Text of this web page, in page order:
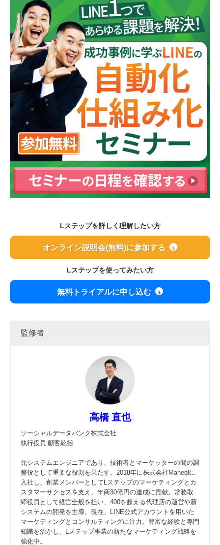
Lステップを詳しく理解したい方
オンライン説明会(無料)に参加する
Lステップを使ってみたい方
無料トライアルに申し込む
監修者
高橋 直也
ソーシャルデータバンク株式会社
執行役員 顧客統括
元システムエンジニアであり、技術者とマーケッターの間の調
整役として重要な役割を果たす。2018年に株式会社Maneqlに
入社し、創業メンバーとしてLステップのマーケティングとカ
スタマーサクセスを支え、年商30億円の達成に貢献。常務取
締役員として経営全般を担い、400を超える代理店の運営や新
システムの開発を主導。現在、LINE公式アカウントを用いた
マーケティングとコンサルティングに注力。豊富な経験と専門
知識を活かし、Lステップ事業の新たなマーケティング戦略を
強化中。